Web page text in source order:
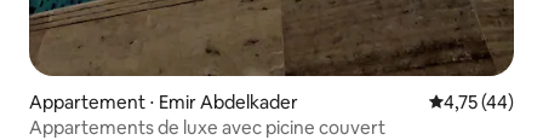
Appartement ⋅ Emir Abdelkader Évaluation
4,75 (44)
Appartements de luxe avec picine couvert